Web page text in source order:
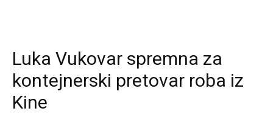
Luka Vukovar spremna za
kontejnerski pretovar roba iz
Kine